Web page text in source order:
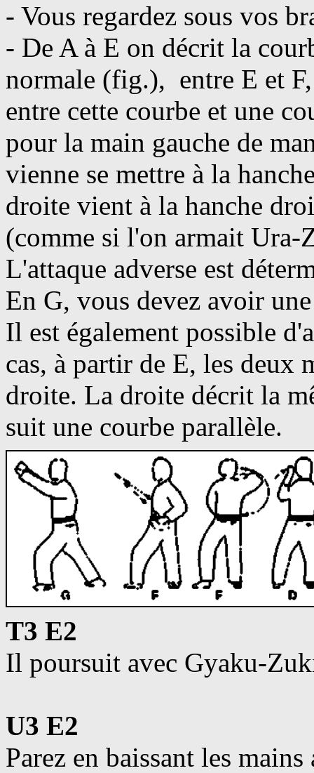
- Vous regardez sous vos
- De A à E on décrit la
normale (fig.), entre E et
entre cette courbe et une
pour la main gauche de
vienne se mettre à la
droite vient à la hanche
(comme si l'on armait Ura-
L'attaque adverse est
En G, vous devez avoir
Il est également possible
cas, à partir de E, les deux
droite. La droite décrit la
suit une courbe parallèle.
T3 E2
Il poursuit avec Gyaku-
U3 E2
Parez en baissant les